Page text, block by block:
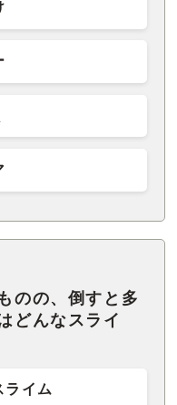
のの、倒すと多
どんなスライ
ライム